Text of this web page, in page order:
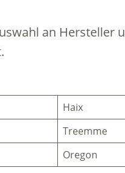
an Hersteller
Haix
Treemme
Oregon